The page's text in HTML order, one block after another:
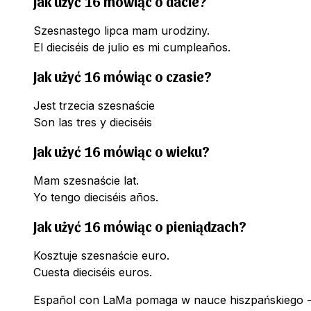
Szesnastego lipca mam urodziny.
El dieciséis de julio es mi cumpleaños.
Jak użyć 16 mówiąc o czasie?
Jest trzecia szesnaście
Son las tres y dieciséis
Jak użyć 16 mówiąc o wieku?
Mam szesnaście lat.
Yo tengo dieciséis años.
Jak użyć 16 mówiąc o pieniądzach?
Kosztuje szesnaście euro.
Cuesta dieciséis euros.
Español con LaMa pomaga w nauce